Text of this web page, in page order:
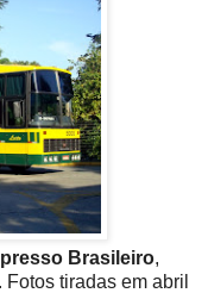
Brasileiro,
. Fotos tiradas em abril